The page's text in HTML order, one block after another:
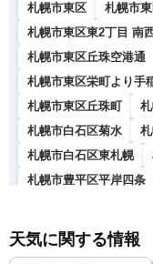
札幌市東区
札幌市
札幌市東区東2丁目 南
札幌市東区丘珠空港
札幌市東区栄町より手
札幌市東区丘珠町
札幌市白石区菊水
札幌市白石区東札幌
札幌市豊平区平岸四条
札幌藻岩山スキー場
札幌市南区北ノ沢カメ
天気に関する情報